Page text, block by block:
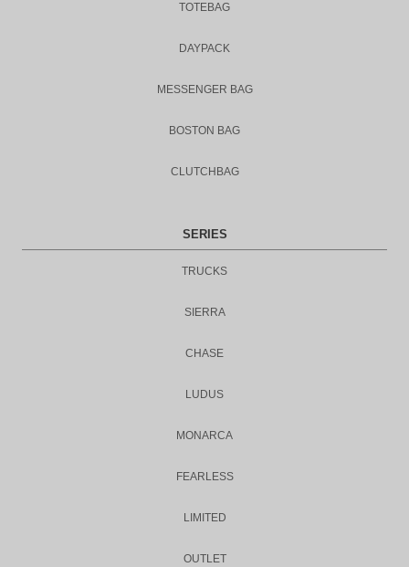
TOTEBAG
DAYPACK
MESSENGER BAG
BOSTON BAG
CLUTCHBAG
SERIES
TRUCKS
SIERRA
CHASE
LUDUS
MONARCA
FEARLESS
LIMITED
OUTLET